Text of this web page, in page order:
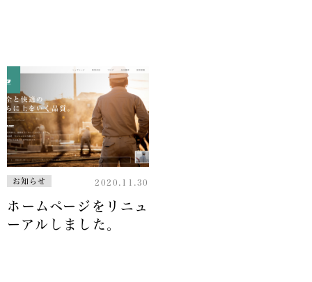
お知らせ 2020.11.30
ホームページをリニュ
ーアルしました。